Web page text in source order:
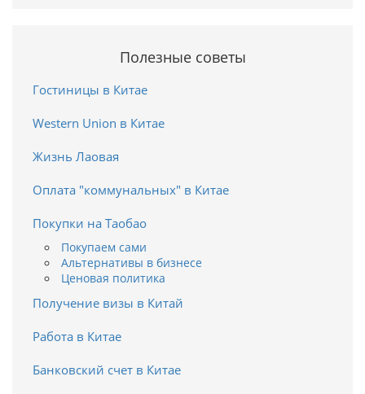
Полезные советы
Гостиницы в Китае
Western Union в Китае
Жизнь Лаовая
Оплата "коммунальных" в Китае
Покупки на Таобао
Покупаем сами
Альтернативы в бизнесе
Ценовая политика
Получение визы в Китай
Работа в Китае
Банковский счет в Китае